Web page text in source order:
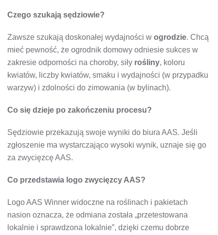
Czego szukają sędziowie?
Zawsze szukają doskonałej wydajności w ogrodzie. Chcą
mieć pewność, że ogrodnik domowy odniesie sukces w
zakresie odporności na choroby, siły rośliny, koloru
kwiatów, liczby kwiatów, smaku i wydajności (w przypadku
warzyw) i zdolności do zimowania (w bylinach).
Co się dzieje po zakończeniu procesu?
Sędziowie przekazują swoje wyniki do biura AAS. Jeśli
zgłoszenie ma wystarczająco wysoki wynik, uznaje się go
za zwycięzcę AAS.
Co przedstawia logo zwycięzcy AAS?
Logo AAS Winner widoczne na roślinach i pakietach
nasion oznacza, że ​​odmiana została „przetestowana
lokalnie i sprawdzona lokalnie”, dzięki czemu dobrze